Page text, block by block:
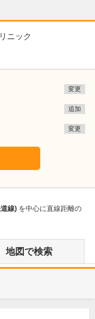
ニック
変更
追加
変更
線) を中心に直線距離の
地図で検索